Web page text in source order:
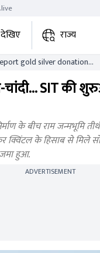
देखिए राज्य
gold silver donation
SIT की
के बीच राम जन्मभूमि
के हिसाब से मिले
हुआ.
ADVERTISEMENT